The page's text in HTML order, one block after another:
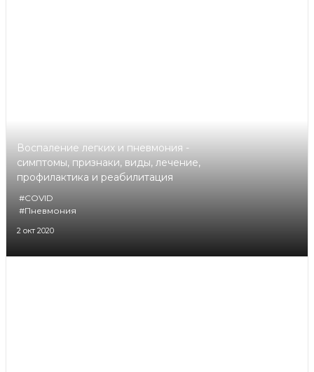
Воспаление легких и пневмония -
симптомы, признаки, виды, лечение,
профилактика и реабилитация
#COVID
#Пневмония
2 окт 2020